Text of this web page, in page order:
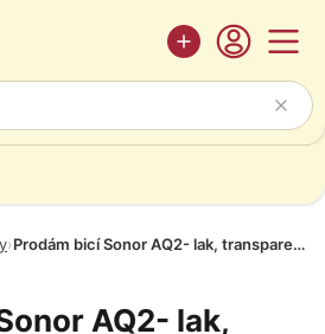
› Prodám bicí Sonor AQ2- lak, transparent black
AQ2- lak,